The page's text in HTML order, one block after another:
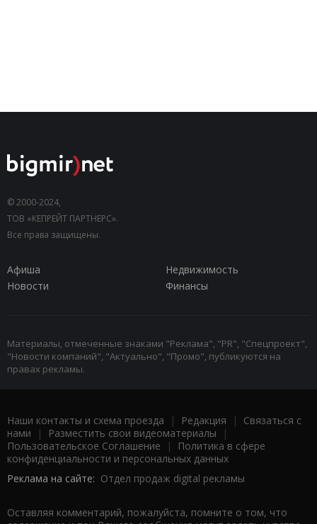
© 2000-2024,
ТОВ «КЕПРЕЙТ ПАРТНЕРС».
Все права защищены.
Афиша
Недвижимость
Новости
Финансы
Материалы, отмеченные знаками "Реклама", "PR", "Спецпроект",
"Новости компаний", "Актуально", "Промо", публикуются на
правах рекламы.
Наши контакты и схема проезда | Редакция | Связаться с
нами | Разместить свои видеоматериалы |
Пользовательское Соглашение |
Политика в сфере
конфиденциальности и персональных данных
Реклама на сайте: Отдел продаж digital рекламы
Оставляя комментарий, пожалуйста, помните о том, что